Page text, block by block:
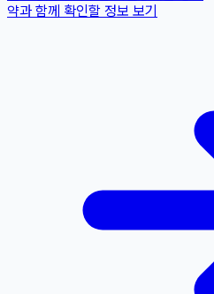
약과 함께 확인할 정보 보기